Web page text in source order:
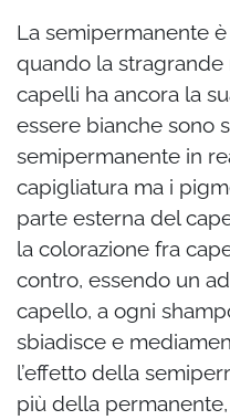
La semipermanente
quando la
capelli ha ancora la
essere bianche sono
semipermanente in
capigliatura ma i
parte esterna del
la colorazione fra
contro, essendo un
capello, a ogni
sbiadisce e
l’effetto della
più della